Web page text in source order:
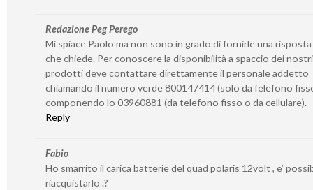
Redazione Peg Perego
Mi spiace Paolo ma non sono in grado di fornirle una
che chiede. Per conoscere la disponibilità a spaccio dei nostri
prodotti deve contattare direttamente il personale addetto
chiamando il numero verde 800147414 (solo da felefono
componendo lo 03960881 (da telefono fisso o da cellulare).
Reply
Fabio
Ho smarrito il carica batterie del quad polaris 12volt , e’
riacquistarlo .?